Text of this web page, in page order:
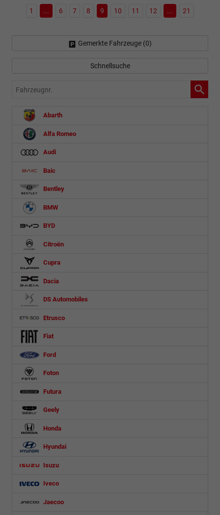
1 ... 6 7 8 9 10 11 12 ... 21
Gemerkte Fahrzeuge (0)
Schnellsuche
Fahrzeugnr.
Abarth
Alfa Romeo
Audi
Baic
Bentley
BMW
BYD
Citroën
Cupra
Dacia
DS Automobiles
Etrusco
Fiat
Ford
Foton
Futura
Geely
Honda
Hyundai
Isuzu
Iveco
Jaecoo